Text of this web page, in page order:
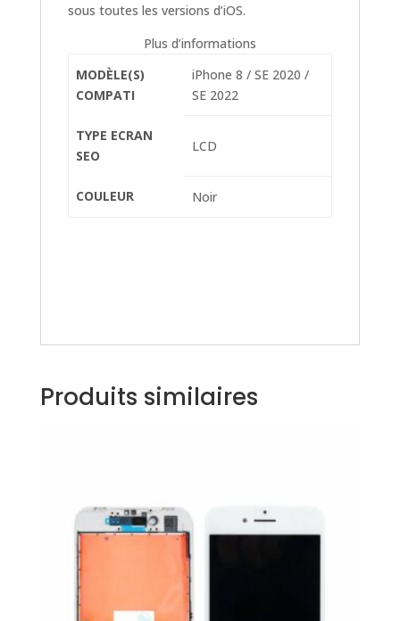
sous toutes les versions d’iOS.
Plus d’informations
MODÈLE(S)
COMPATI
iPhone 8 / SE 2020 /
SE 2022
TYPE ECRAN
SEO
LCD
COULEUR Noir
Produits similaires